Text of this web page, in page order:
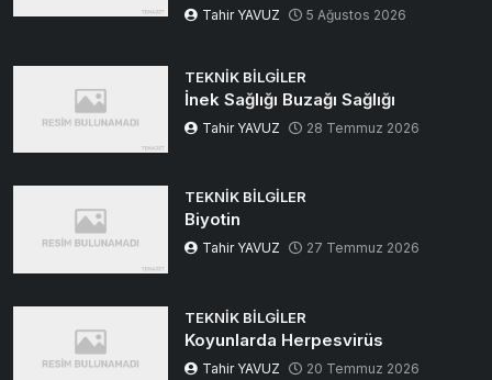
Tahir YAVUZ 5 Ağustos 2026
TEKNIK BILGILER
İnek Sağlığı Buzağı Sağlığı
Tahir YAVUZ 28 Temmuz 2026
TEKNIK BILGILER
Biyotin
Tahir YAVUZ 27 Temmuz 2026
TEKNIK BILGILER
Koyunlarda Herpesvirüs
Tahir YAVUZ 20 Temmuz 2026